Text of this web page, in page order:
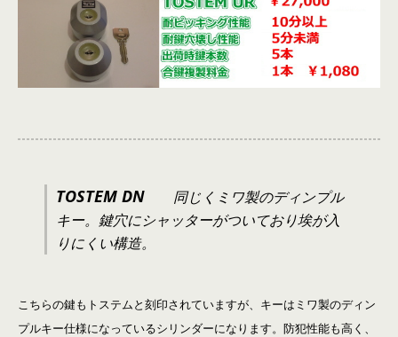
TOSTEM DN 同じくミワ製のディンプル
キー。鍵穴にシャッターがついており埃が入
りにくい構造。
こちらの鍵もトステムと刻印されていますが、キーはミワ製のディン
プルキー仕様になっているシリンダーになります。防犯性能も高く、